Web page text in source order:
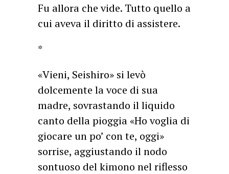
Fu allora che vide. Tutto quello a
cui aveva il diritto di assistere.
*
«Vieni, Seishiro» si levò
dolcemente la voce di sua
madre, sovrastando il liquido
canto della pioggia «Ho voglia di
giocare un po’ con te, oggi»
sorrise, aggiustando il nodo
sontuoso del kimono nel riflesso